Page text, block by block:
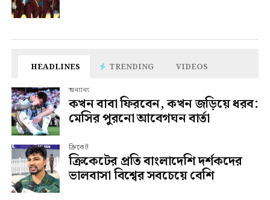
HEADLINES TRENDING VIDEOS
অন্যান্য
কখন বাবা ফিরবেন, কখন জড়িয়ে ধরব:
মেসির পুরনো আবেগঘন বার্তা
ক্রিকেট
ক্রিকেটের প্রতি বাংলাদেশি দর্শকদের
ভালবাসা বিশ্বের সবচেয়ে বেশি